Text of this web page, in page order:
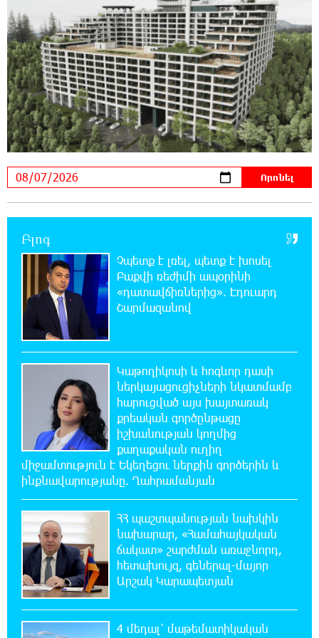
21:41:25 6-08-2026
Վթար Լոռու մարզում․ փրկարարները
վարորդին դուրս են բերել արգելափակումից
21:23:57 6-08-2026
Երևանում երթուղիների փոփոխություն
կլինի
21:10:46 6-08-2026
Օգոստոսի 7-ին՝ Գարեգին Բ Ամենայն Հայոց
Կաթողիկոսի դատական նիստը
քաղաքացու մահվան մասին
20:42:28 6-08-2026
«Համահայկական ճակատ» շարժումը
զորակցություն է հայտնում Ամենայն Հայոց
Կաթողիկոսին
20:26:38 6-08-2026
Ավտովթար՝ Կոտայքի մարզում. Զովունի-
Եղվարդ ճանապարհին բախվել են «Alfa
Romeo»-ն և «Opel»-ը. կա վիրավոր
20:08:02 6-08-2026
Արժևորվում է Շիրակի երգիծական
բանահյուսությունը
19:42:39 6-08-2026
Վրաստանում պետական ​​պաշտոնյային
կաշառելու փորձի համար քաղաքացի է
ձերբակալվել
19:25:15 6-08-2026
ՌԴ-ն պատրաստ է շարունակել Հայաստանի
Բլոգ
Չպետք է լռել, պետք է խոսել
Բաքվի ռեժիմի ապօրինի
«դատավճիռներից». Էդուարդ
Շարմազանով
Կաթողիկոսի և հոգևոր դասի
ներկայացուցիչների նկատմամբ
հարուցված այս խայտառակ
քրեական գործընթացը
իշխանության կողմից
քաղաքական ուղիղ
միջամտություն է Եկեղեցու ներքին գործերին և
ինքնավարությանը. Ղահրամանյան
ՀՀ պաշտպանության նախկին
նախարար, «Համահայկական
ճակատ» շարժման առաջնորդ,
հետախույզ, գեներալ-մայոր
Արշակ Կարապետյան
4 մեդալ՝ մաթեմատիկական